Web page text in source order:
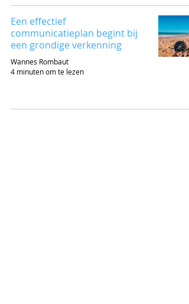
Een effectief
communicatieplan begint bij
een grondige verkenning
Wannes Rombaut
4 minuten om te lezen